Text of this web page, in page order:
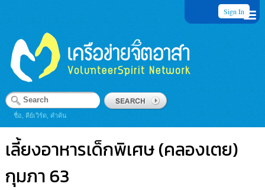
Sign In
ชื่อ, คีย์เวิร์ด, คำค้น
เลี้ยงอาหารเด็กพิเศษ (คลองเตย)
กุมภา 63